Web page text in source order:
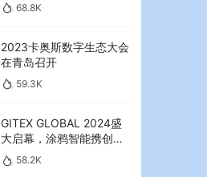
68.8K
2023卡奥斯数字生态大会
在青岛召开
59.3K
GITEX GLOBAL 2024盛
大启幕，涂鸦智能携创新
AI解决方案引领中东可持
续未来
58.2K